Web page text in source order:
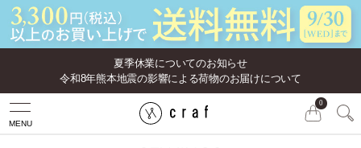
夏季休業についてのお知らせ
令和8年熊本地震の影響による荷物のお届けについて
MENU
0